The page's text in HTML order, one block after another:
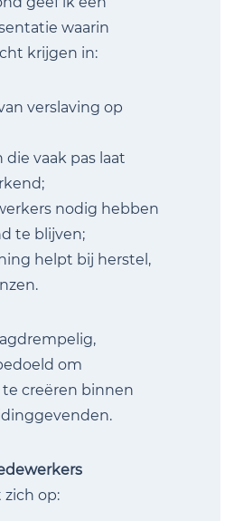
waarin
krijgen in:
verslaving op
die vaak pas laat
nodig hebben
te blijven;
helpt bij herstel,
om
creëren binnen
op: